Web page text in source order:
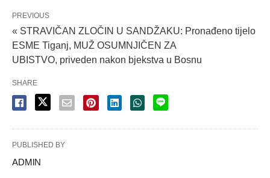
PREVIOUS
« STRAVIČAN ZLOČIN U SANDŽAKU: Pronađeno tijelo
ESME Tiganj, MUŽ OSUMNJIČEN ZA
UBISTVO, priveden nakon bjekstva u Bosnu
SHARE
PUBLISHED BY
ADMlN